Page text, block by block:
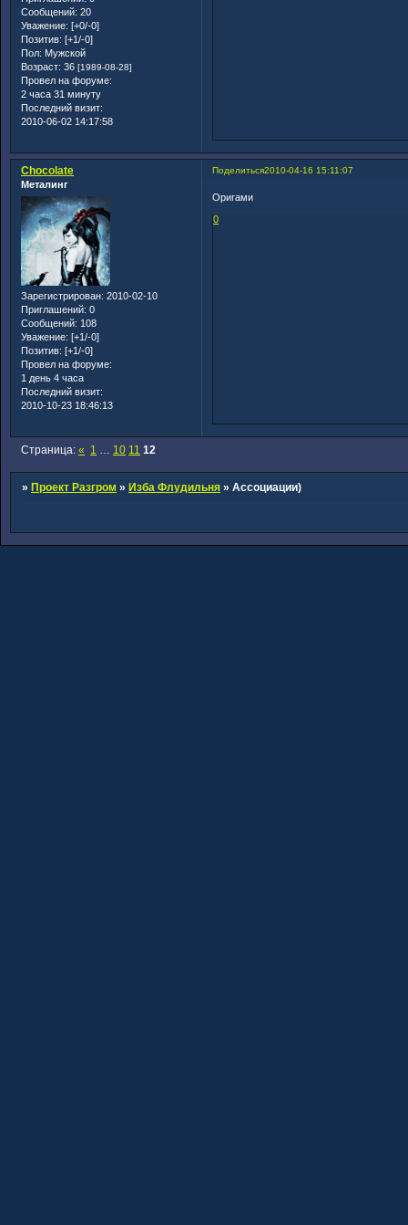
Сообщений: 20
Уважение: [+0/-0]
Позитив: [+1/-0]
Пол: Мужской
Возраст: 36 [1989-08-28]
Провел на форуме:
2 часа 31 минуту
Последний визит:
2010-06-02 14:17:58
Поделиться2010-04-16 15:11:07
Chocolate
Металинг
Зарегистрирован: 2010-02-10
Приглашений: 0
Сообщений: 108
Уважение: [+1/-0]
Позитив: [+1/-0]
Провел на форуме:
1 день 4 часа
Последний визит:
2010-10-23 18:46:13
Оригами
0
Страница:« 1 10 11 12
» Проект Разгром » Изба Флудильня »Ассоциации)